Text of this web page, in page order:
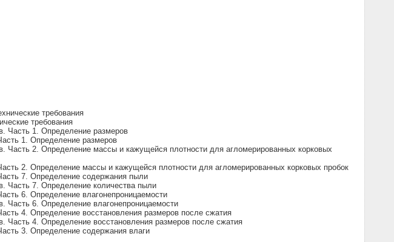
требования
требования
Часть 1. Определение размеров
1. Определение размеров
Часть 2. Определение массы и кажущейся плотности для агломерированных корковых
2. Определение массы и кажущейся плотности для агломерированных корковых пробок
7. Определение содержания пыли
Часть 7. Определение количества пыли
6. Определение влагонепроницаемости
Часть 6. Определение влагонепроницаемости
4. Определение восстановления размеров после сжатия
Часть 4. Определение восстановления размеров после сжатия
3. Определение содержания влаги